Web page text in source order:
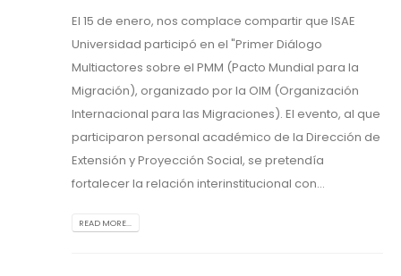
El 15 de enero, nos complace compartir que ISAE
Universidad participó en el "Primer Diálogo
Multiactores sobre el PMM (Pacto Mundial para la
Migración), organizado por la OIM (Organización
Internacional para las Migraciones). El evento, al que
participaron personal académico de la Dirección de
Extensión y Proyección Social, se pretendía
fortalecer la relación interinstitucional con...
READ MORE...